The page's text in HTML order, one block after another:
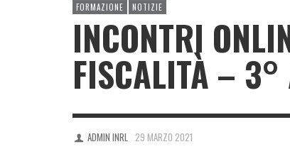
FORMAZIONE NOTIZIE
INCONTRI
FISCALITÀ – 3°
ADMIN INRL 29 MARZO 2021